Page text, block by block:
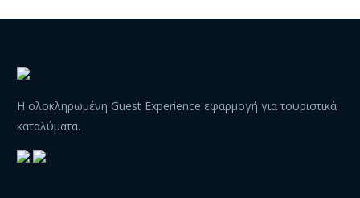
Η ολοκληρωμένη Guest Experience εφαρμογή για τουριστικά
καταλύματα.